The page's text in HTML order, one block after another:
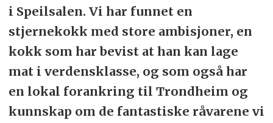
i Speilsalen. Vi har funnet en
stjernekokk med store ambisjoner, en
kokk som har bevist at han kan lage
mat i verdensklasse, og som også har
en lokal forankring til Trondheim og
kunnskap om de fantastiske råvarene vi